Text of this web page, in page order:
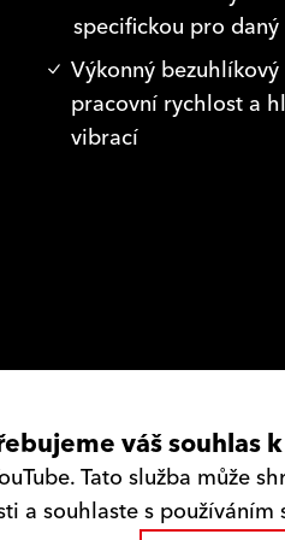
specifickou pro
Výkonný
pracovní rychlost a
vibrací
váš souhlas
Tato služba může
a souhlaste s